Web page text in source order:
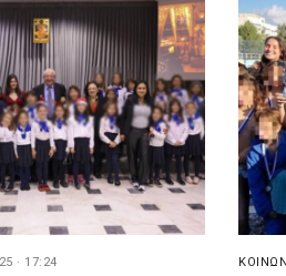
· 17:24